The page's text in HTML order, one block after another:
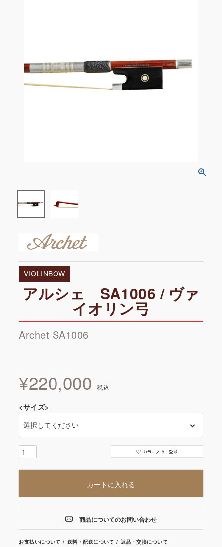
VIOLINBOW
アルシェ SA1006 / ヴァ
イオリン弓
Archet SA1006
¥220,000 税込
<サイズ>
カートに入れる
商品についてのお問い合わせ
お支払いについて 送料・配送について 返品・交換について